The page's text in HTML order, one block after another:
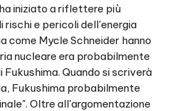
iniziato a riflettere più
rischi e pericoli dell'energia
come Mycle Schneider hanno
nucleare era probabilmente
Quando si scriverà
Fukushima probabilmente
Oltre all'argomentazione